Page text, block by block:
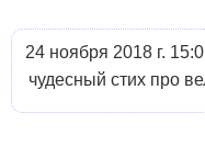
24 ноября 2018 г.
чудесный стих про